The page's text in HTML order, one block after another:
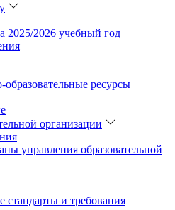
2025/2026 учебный год
ресурсы
организации
управления образовательной
стандарты и требования